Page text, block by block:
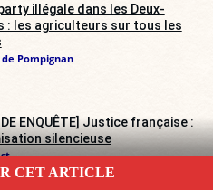
illégale dans les Deux-
: les agriculteurs sur tous les
Pompignan
ENQUÊTE] Justice française :
silencieuse
CET ARTICLE